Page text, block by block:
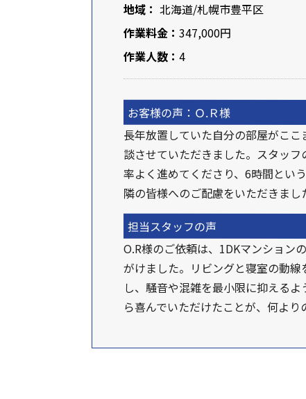
地域： 北海道/札幌市豊平区
作業料金： 347,000円
作業人数： 4
お客様の声：Ｏ.Ｒ様
長年放置していた自分の部屋がこ
談させていただきました。スタッ
率よく進めてくださり、6時間とい
隣の皆様へのご配慮をいただきま
担当スタッフの声
O.R様のご依頼は、1DKマンション
がけました。リビングと寝室の動
し、騒音や混雑を最小限に抑える
ら喜んでいただけたことが、何より